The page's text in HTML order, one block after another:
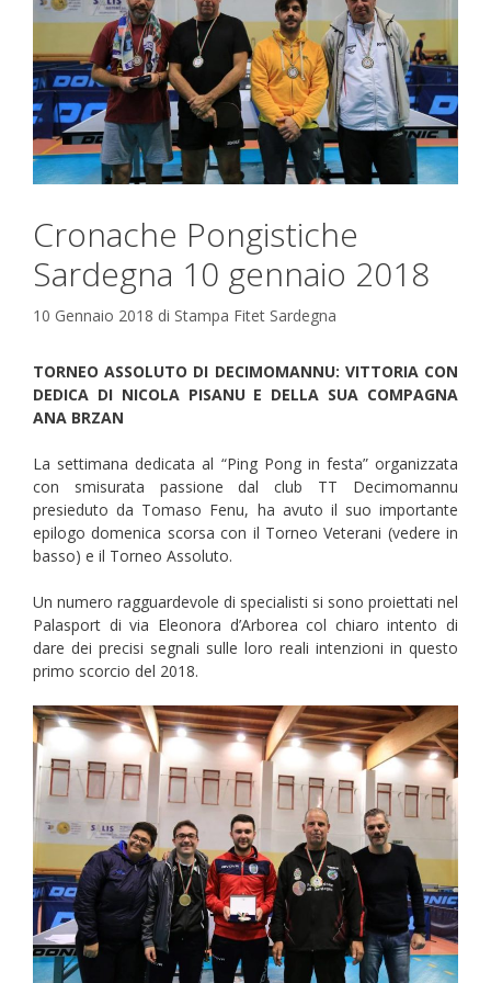
Cronache Pongistiche
Sardegna 10 gennaio 2018
10 Gennaio 2018 di Stampa Fitet Sardegna
TORNEO ASSOLUTO DI DECIMOMANNU: VITTORIA CON
DEDICA DI NICOLA PISANU E DELLA SUA COMPAGNA
ANA BRZAN
La settimana dedicata al “Ping Pong in festa” organizzata
con smisurata passione dal club TT Decimomannu
presieduto da Tomaso Fenu, ha avuto il suo importante
epilogo domenica scorsa con il Torneo Veterani (vedere in
basso) e il Torneo Assoluto.
Un numero ragguardevole di specialisti si sono proiettati nel
Palasport di via Eleonora d’Arborea col chiaro intento di
dare dei precisi segnali sulle loro reali intenzioni in questo
primo scorcio del 2018.